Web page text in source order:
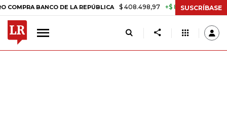
BANCO DE LA REPÚBLICA $ 408.498,97 +$ 8.753,81 +2,19% TASA
SUSCRÍBASE